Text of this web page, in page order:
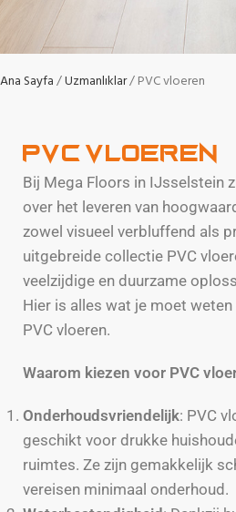
Ana Sayfa Uzmanlıklar PVC vloeren
PVC Vloeren
Bij Mega Floors in IJsselstein
over het leveren van
zowel visueel verbluffend als
uitgebreide collectie PVC
veelzijdige en duurzame
Hier is alles wat je moet
PVC vloeren.
Waarom kiezen voor PVC
Onderhoudsvriendelijk: PVC
geschikt voor drukke
ruimtes. Ze zijn gemakkelijk
vereisen minimaal onderhoud.